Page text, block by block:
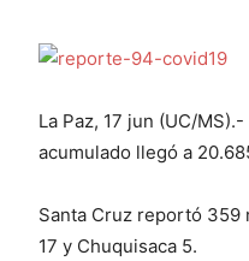
La Paz, 17 jun (UC/
acumulado llegó a
Santa Cruz reportó 359
17 y Chuquisaca 5.